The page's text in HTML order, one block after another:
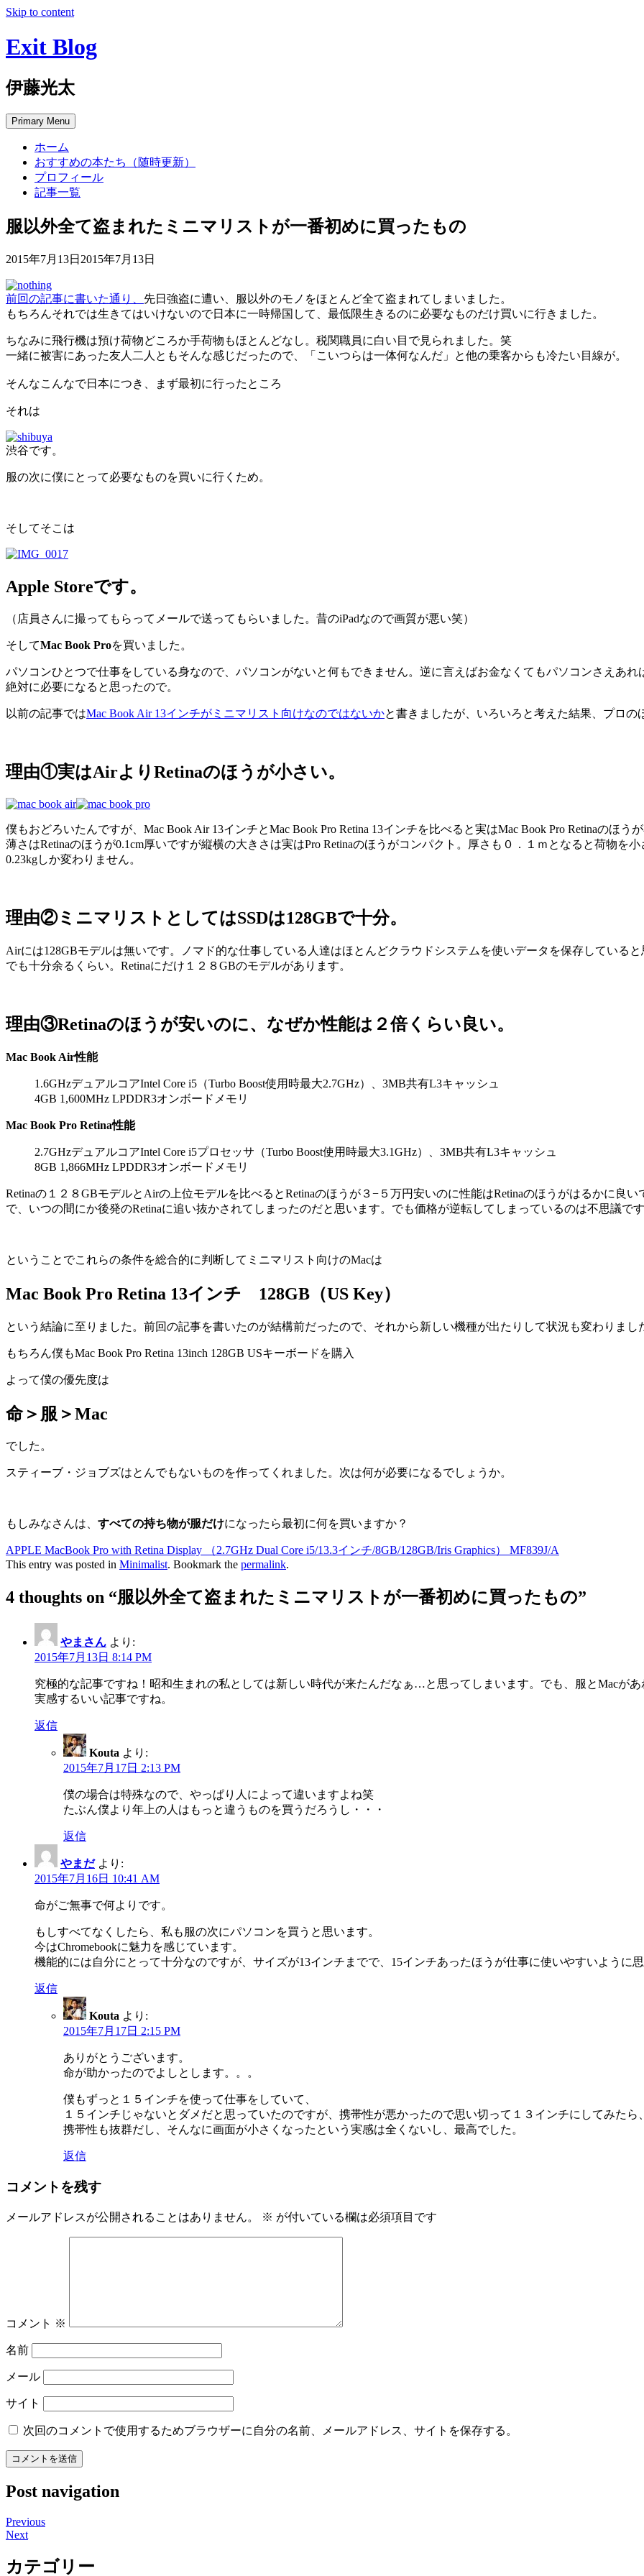
Skip to content
Exit Blog
伊藤光太
Primary Menu
ホーム
おすすめの本たち（随時更新）
プロフィール
記事一覧
服以外全て盗まれたミニマリストが一番初めに買ったもの
2015年7月13日 2015年7月13日
前回の記事に書いた通り、 先日強盗に遭い、服以外のモノをほとんど全て盗まれてしまいました。
もちろんそれでは生きてはいけないので日本に一時帰国して、最低限生きるのに必要なものだけ買いに行きました。
ちなみに飛行機は預け荷物どころか手荷物もほとんどなし。税関職員に白い目で見られました。笑
一緒に被害にあった友人二人ともそんな感じだったので、「こいつらは一体何なんだ」と他の乗客からも冷たい目線が。
そんなこんなで日本につき、 まず最初に行ったところ
それは
渋谷です。
服の次に僕にとって必要なものを買いに行くため。
そしてそこは
Apple Storeです。
（店員さんに撮ってもらってメールで送ってもらいました。昔のiPadなので画質が悪い笑）
そしてMac Book Proを買いました。
パソコンひとつで仕事をしている身なので、パソコンがないと何もできません。逆に言えばお金なくてもパソコンさえあ
絶対に必要になると思ったので。
以前の記事ではMac Book Air 13インチがミニマリスト向けなのではないかと書きましたが、いろいろと考えた結果、プロ
理由①実はAirよりRetinaのほうが小さい。
僕もおどろいたんですが、Mac Book Air 13インチとMac Book Pro Retina 13インチを比べると実はMac Book Pro Retinaのほう
薄さはRetinaのほうが0.1cm厚いですが縦横の大きさは実はPro Retinaのほうがコンパクト。厚さも０．１ｍとなると荷物を
0.23kgしか変わりません。
理由②ミニマリストとしてはSSDは128GBで十分。
Airには128GBモデルは無いです。ノマド的な仕事している人達はほとんどクラウドシステムを使いデータを保存している
でも十分余るくらい。Retinaにだけ１２８GBのモデルがあります。
理由③Retinaのほうが安いのに、なぜか性能は２倍くらい良い。
Mac Book Air性能
1.6GHzデュアルコアIntel Core i5（Turbo Boost使用時最大2.7GHz）、3MB共有L3キャッシュ
4GB 1,600MHz LPDDR3オンボードメモリ
Mac Book Pro Retina性能
2.7GHzデュアルコアIntel Core i5プロセッサ（Turbo Boost使用時最大3.1GHz）、3MB共有L3キャッシュ
8GB 1,866MHz LPDDR3オンボードメモリ
Retinaの１２８GBモデルとAirの上位モデルを比べるとRetinaのほうが３−５万円安いのに性能はRetinaのほうがはるかに良
で、いつの間にか後発のRetinaに追い抜かされてしまったのだと思います。でも価格が逆転してしまっているのは不思議で
ということでこれらの条件を総合的に判断してミニマリスト向けのMacは
Mac Book Pro Retina 13インチ 128GB（US Key）
という結論に至りました。前回の記事を書いたのが結構前だったので、それから新しい機種が出たりして状況も変わりまし
もちろん僕もMac Book Pro Retina 13inch 128GB USキーボードを購入
よって僕の優先度は
命＞服＞Mac
でした。
スティーブ・ジョブズはとんでもないものを作ってくれました。次は何が必要になるでしょうか。
もしみなさんは、 すべての持ち物が服だけになったら最初に何を買いますか？
APPLE MacBook Pro with Retina Display （2.7GHz Dual Core i5/13.3インチ/8GB/128GB/Iris Graphics） MF839J/A
This entry was posted in Minimalist. Bookmark the permalink.
4 thoughts on “服以外全て盗まれたミニマリストが一番初めに買ったもの”
やまさん より:
2015年7月13日 8:14 PM
究極的な記事ですね！昭和生まれの私としては新しい時代が来たんだなぁ…と思ってしまいます。でも、服とMacが
実感するいい記事ですね。
返信
Kouta より:
2015年7月17日 2:13 PM
僕の場合は特殊なので、やっぱり人によって違いますよね笑
たぶん僕より年上の人はもっと違うものを買うだろうし・・・
返信
やまだ より:
2015年7月16日 10:41 AM
命がご無事で何よりです。
もしすべてなくしたら、私も服の次にパソコンを買うと思います。
今はChromebookに魅力を感じています。
機能的には自分にとって十分なのですが、サイズが13インチまでで、15インチあったほうが仕事に使いやすいように
返信
Kouta より:
2015年7月17日 2:15 PM
ありがとうございます。
命が助かったのでよしとします。。。
僕もずっと１５インチを使って仕事をしていて、
１５インチじゃないとダメだと思っていたのですが、携帯性が悪かったので思い切って１３インチにしてみたら
携帯性も抜群だし、そんなに画面が小さくなったという実感は全くないし、最高でした。
返信
コメントを残す
メールアドレスが公開されることはありません。 ※ が付いている欄は必須項目です
コメント ※
名前
メール
サイト
次回のコメントで使用するためブラウザーに自分の名前、メールアドレス、サイトを保存する。
Post navigation
Previous
Next
カテゴリー